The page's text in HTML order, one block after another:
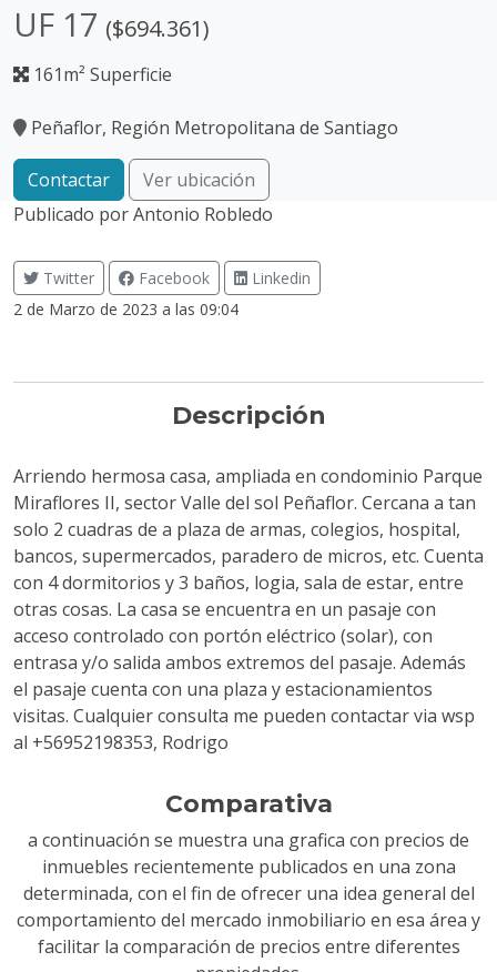
UF 17 ($694.361)
161m² Superficie
Peñaflor, Región Metropolitana de Santiago
Contactar
Ver ubicación
Publicado porAntonio Robledo
Twitter Facebook
Linkedin
2 de Marzo de 2023 a las 09:04
Descripción
Arriendo hermosa casa, ampliada en condominio Parque
Miraflores II, sector Valle del sol Peñaflor. Cercana a tan
solo 2 cuadras de a plaza de armas, colegios, hospital,
bancos, supermercados, paradero de micros, etc. Cuenta
con 4 dormitorios y 3 baños, logia, sala de estar, entre
otras cosas. La casa se encuentra en un pasaje con
acceso controlado con portón eléctrico (solar), con
entrasa y/o salida ambos extremos del pasaje. Además
el pasaje cuenta con una plaza y estacionamientos
visitas. Cualquier consulta me pueden contactar via wsp
al +56952198353, Rodrigo
Comparativa
a continuación se muestra una grafica con precios de
inmuebles recientemente publicados en una zona
determinada, con el fin de ofrecer una idea general del
comportamiento del mercado inmobiliario en esa área y
facilitar la comparación de precios entre diferentes